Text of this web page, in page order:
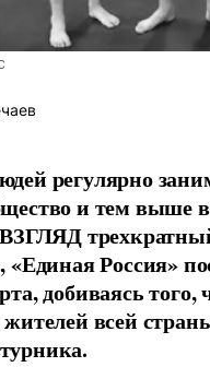
регулярно
и тем выше
ВЗГЛЯД
«Единая Россия»
добиваясь
жителей всей